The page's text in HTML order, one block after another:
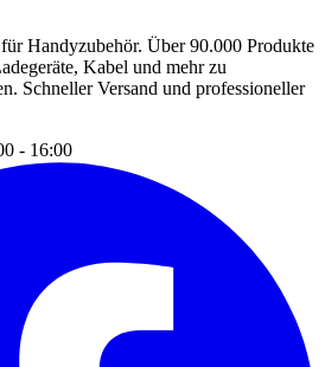
Handyzubehör. Über 90.000 Produkte
Kabel und mehr zu
Schneller Versand und professioneller
- 16:00